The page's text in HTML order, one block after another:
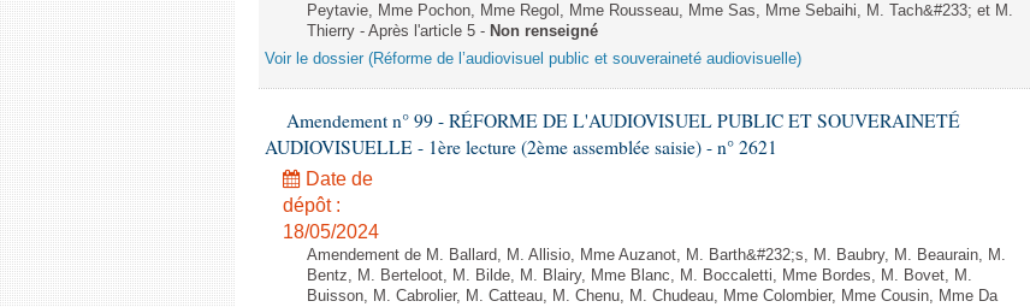
Peytavie, Mme Pochon, Mme Regol, Mme Rousseau, Mme Sas, Mme Sebaihi, M. Tach&#233; et M.
Thierry - Après l'article 5 - Non renseigné
Voir le dossier (Réforme de l’audiovisuel public et souveraineté audiovisuelle)
Amendement n° 99 - RÉFORME DE L'AUDIOVISUEL PUBLIC ET SOUVERAINETÉ
AUDIOVISUELLE - 1ère lecture (2ème assemblée saisie) - n° 2621
Date de
dépôt :
18/05/2024
Amendement de M. Ballard, M. Allisio, Mme Auzanot, M. Barth&#232;s, M. Baubry, M. Beaurain, M.
Bentz, M. Berteloot, M. Bilde, M. Blairy, Mme Blanc, M. Boccaletti, Mme Bordes, M. Bovet, M.
Buisson, M. Cabrolier, M. Catteau, M. Chenu, M. Chudeau, Mme Colombier, Mme Cousin, Mme Da